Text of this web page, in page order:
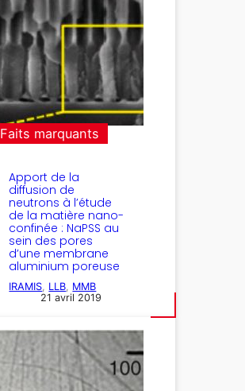
Faits marquants
Apport de la
diffusion de
neutrons à l’étude
de la matière nano-
confinée : NaPSS au
sein des pores
d’une membrane
aluminium poreuse
IRAMIS LLB MMB
21 avril 2019